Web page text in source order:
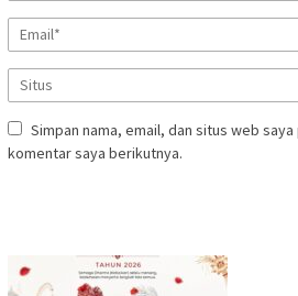
Simpan nama, email, dan situs web
komentar saya berikutnya.